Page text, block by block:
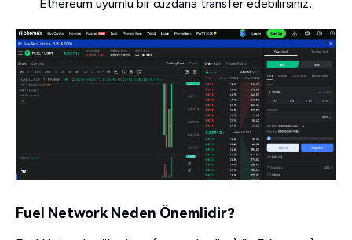
Fuel Network Neden Önemlidir?